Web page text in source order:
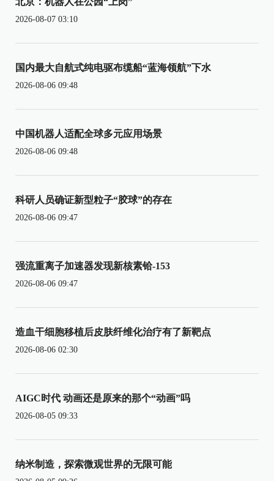
2026-08-07 03:10
国内最大自航式纯电驱布缆船“蓝海领航”下水
2026-08-06 09:48
中国机器人适配全球多元应用场景
2026-08-06 09:48
科研人员确证新型粒子“胶球”的存在
2026-08-06 09:47
强流重离子加速器发现新核素铪-153
2026-08-06 09:47
造血干细胞移植后皮肤纤维化治疗有了新靶点
2026-08-06 02:30
AIGC时代 动画还是原来的那个“动画”吗
2026-08-05 09:33
纳米制造，探索微观世界的无限可能